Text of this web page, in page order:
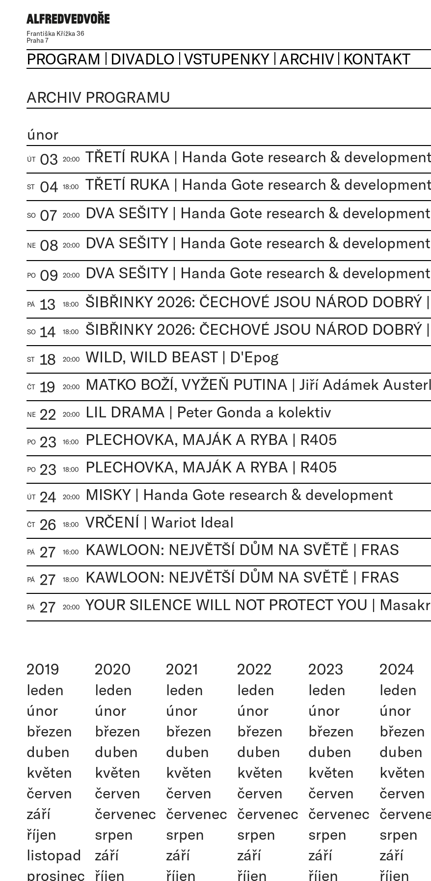
Františka Křížka 36
Praha 7
PROGRAM
DIVADLO VSTUPENKY ARCHIV KONTAKT
ARCHIV PROGRAMU
únor
ÚT 03 20:00 TŘETÍ RUKA | Handa Gote research & development
ST 04 18:00 TŘETÍ RUKA | Handa Gote research & development
SO 07 20:00 DVA SEŠITY | Handa Gote research & development
NE 08 20:00 DVA SEŠITY | Handa Gote research & development
PO 09 20:00 DVA SEŠITY | Handa Gote research & development
PÁ 13 18:00
SO 14 18:00
ST 18 20:00 WILD, WILD BEAST | D'Epog
ČT 19 20:00 MATKO BOŽÍ, VYŽEŇ PUTINA | Jiří Adámek
NE 22 20:00 LIL DRAMA | Peter Gonda a kolektiv
PO 23 16:00 PLECHOVKA, MAJÁK A RYBA | R405
PO 23 18:00 PLECHOVKA, MAJÁK A RYBA | R405
ÚT 24 20:00 MISKY | Handa Gote research & development
ČT 26 18:00 VRČENÍ | Wariot Ideal
PÁ 27 16:00 KAWLOON: NEJVĚTŠÍ DŮM NA SVĚTĚ | FRAS
PÁ 27 18:00 KAWLOON: NEJVĚTŠÍ DŮM NA SVĚTĚ | FRAS
PÁ 27 20:00
2019
leden
únor
březen
duben
květen
červen
září
říjen
listopad
prosinec
2020
leden
únor
březen
duben
květen
červen
červenec
srpen
září
říjen
2021
leden
únor
březen
duben
květen
červen
červenec
srpen
září
říjen
2022
leden
únor
březen
duben
květen
červen
červenec
srpen
září
říjen
2023
leden
únor
březen
duben
květen
červen
červenec
srpen
září
říjen
2024
leden
únor
březen
duben
květen
červen
srpen
září
říjen